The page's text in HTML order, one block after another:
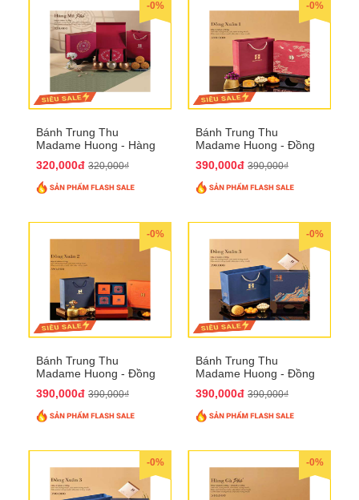
-0%
Bánh Trung Thu
Madame Huong - Hàng
320,000đ 320,000₫
-0%
Bánh Trung Thu
Madame Huong - Đồng
390,000đ 390,000₫
-0%
Bánh Trung Thu
Madame Huong - Đồng
390,000đ 390,000₫
-0%
Bánh Trung Thu
Madame Huong - Đồng
390,000đ 390,000₫
-0% -0%